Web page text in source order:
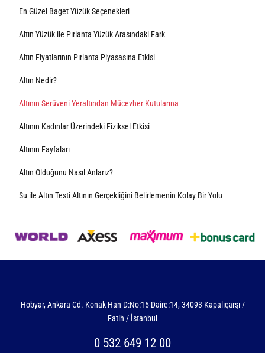
En Güzel Baget Yüzük Seçenekleri
Altın Yüzük ile Pırlanta Yüzük Arasındaki Fark
Altın Fiyatlarının Pırlanta Piyasasına Etkisi
Altın Nedir?
Altının Serüveni Yeraltından Mücevher Kutularına
Altının Kadınlar Üzerindeki Fiziksel Etkisi
Altının Fayfaları
Altın Olduğunu Nasıl Anlarız?
Su ile Altın Testi Altının Gerçekliğini Belirlemenin Kolay Bir Yolu
Hobyar, Ankara Cd. Konak Han D:No:15 Daire:14, 34093 Kapalıçarşı /
Fatih / İstanbul
0 532 649 12 00